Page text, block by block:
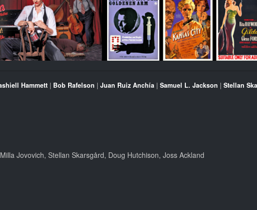
Hammett | Bob Rafelson | Juan Ruiz Anchía | Samuel L. Jackson | Stellan
Jovovich, Stellan Skarsgård, Doug Hutchison, Joss Ackland